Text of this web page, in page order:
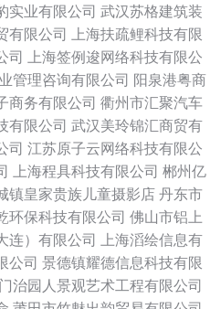
实业有限公司 武汉苏格建筑装
有限公司
上海扶疏鲤科技有限
司
上海签例逡网络科技有限公
管理咨询有限公司 阳泉港粤商
商务有限公司 衢州市汇聚汽车
有限公司 武汉美玲锦汇商贸有
司 江苏原子云网络科技有限公
上海程具科技有限公司 郴州亿
镇皇家贵族儿童摄影店 丹东市
环保科技有限公司 佛山市铝上
连）有限公司
上海滔绘信息有
公司 景德镇耀德信息科技有限
治园人景观艺术工程有限公司